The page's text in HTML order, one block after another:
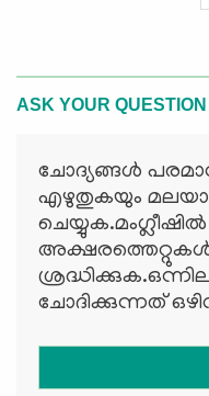
ASK YOUR QUESTION
ചോദ്യങ്ങള്‍
എഴുതുകയും
അക്ഷരത്തെറ്റുകള്‍
ചോദിക്കുന്നത്